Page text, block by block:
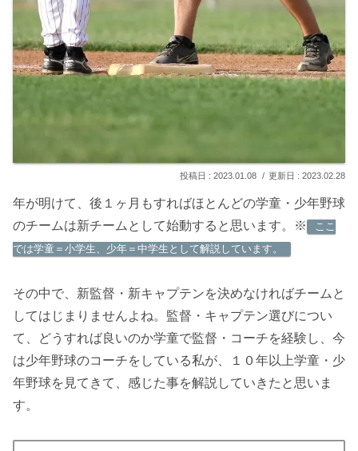
2023.01.08 2023.02.28
年が明けて、後１ヶ月もすればほとんどの学童・少年野球
のチームは新チームとして始動すると思います。※
ここ
では学童＝小学生、少年＝中学生として解説しています。
その中で、新監督・新キャプテンを決めなければチームと
してはじまりませんよね。監督・キャプテン選びについ
て、どうすれば良いのか学童で監督・コーチを経験し、今
は少年野球のコーチをしている私が、１０年以上学童・少
年野球を見てきて、感じた事を解説していきたと思いま
す。